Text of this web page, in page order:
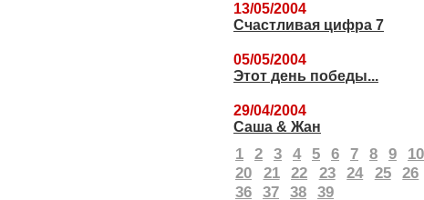
13/05/2004
Счастливая цифра 7
05/05/2004
Этот день победы...
29/04/2004
Саша & Жан
1 2 3 4 5 6 7 8 9 10
20
21 22 23 24 25 26
36 37 38 39